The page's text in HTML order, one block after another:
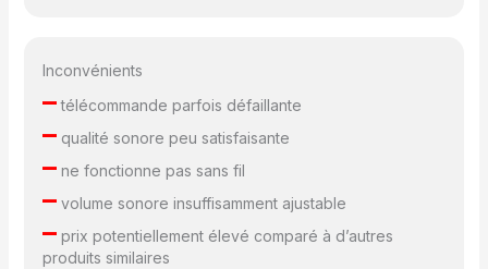
Inconvénients
–télécommande parfois défaillante
– qualité sonore peu satisfaisante
– ne fonctionne pas sans fil
– volume sonore insuffisamment ajustable
– prix potentiellement élevé comparé à d’autres
produits similaires